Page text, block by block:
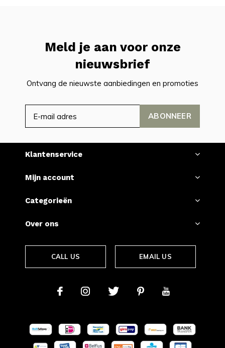
Meld je aan voor onze
nieuwsbrief
Ontvang de nieuwste aanbiedingen en promoties
ABONNEER
Klantenservice
Mijn account
Categorieën
Over ons
CALL US EMAIL US